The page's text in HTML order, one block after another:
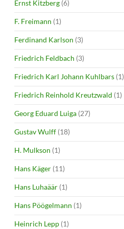
Ernst Kitzberg (6)
F. Freimann (1)
Ferdinand Karlson (3)
Friedrich Feldbach (3)
Friedrich Karl Johann Kuhlbars (1)
Friedrich Reinhold Kreutzwald (1)
Georg Eduard Luiga (27)
Gustav Wulff (18)
H. Mulkson (1)
Hans Käger (11)
Hans Luhaäär (1)
Hans Pöögelmann (1)
Heinrich Lepp (1)